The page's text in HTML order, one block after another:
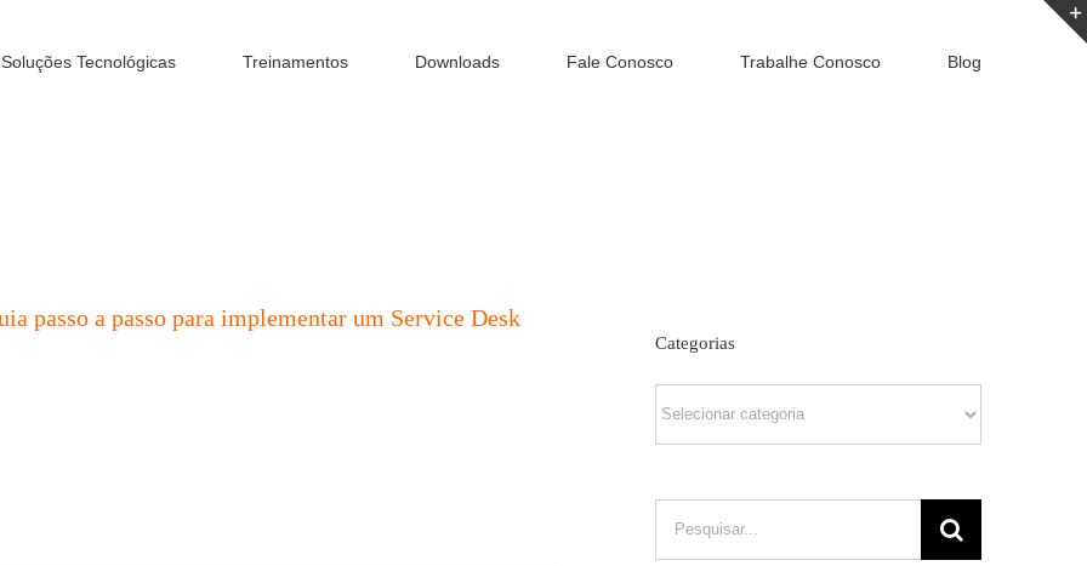
Soluções Tecnológicas Treinamentos Downloads Fale Conosco Trabalhe Conosco Blog
passo a passo para implementar um Service Desk
Categorias